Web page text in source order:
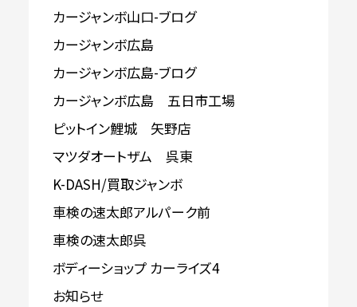
カージャンボ山口-ブログ
カージャンボ広島
カージャンボ広島-ブログ
カージャンボ広島 五日市工場
ピットイン鯉城 矢野店
マツダオートザム 呉東
K-DASH/買取ジャンボ
車検の速太郎アルパーク前
車検の速太郎呉
ボディーショップ カーライズ4
お知らせ